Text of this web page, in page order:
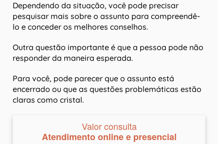
Dependendo da situação, você pode precisar
pesquisar mais sobre o assunto para compreendê-
lo e conceder os melhores conselhos.
Outra questão importante é que a pessoa pode não
responder da maneira esperada.
Para você, pode parecer que o assunto está
encerrado ou que as questões problemáticas estão
claras como cristal.
Valor consulta
Atendimento online e presencial